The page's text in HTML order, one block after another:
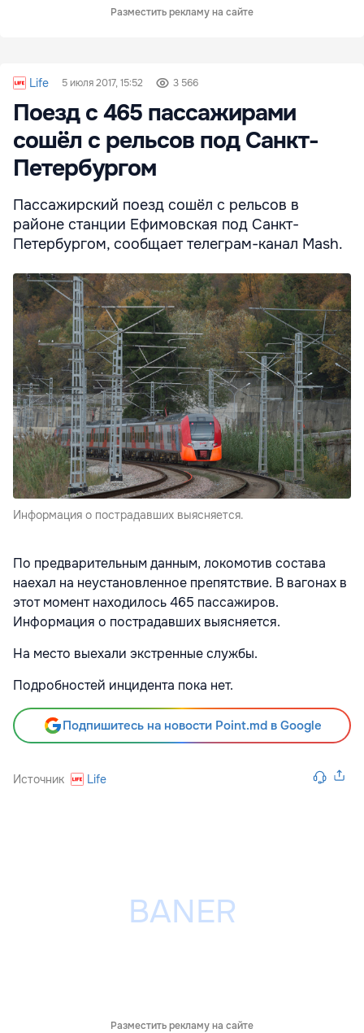
Разместить рекламу на сайте
Life 5 июля 2017, 15:52 3 566
Поезд с 465 пассажирами
сошёл с рельсов под Санкт-
Петербургом
Пассажирский поезд сошёл с рельсов в
районе станции Ефимовская под Санкт-
Петербургом, сообщает телеграм-канал Mash.
Информация о пострадавших выясняется.
По предварительным данным, локомотив состава
наехал на неустановленное препятствие. В вагонах в
этот момент находилось 465 пассажиров.
Информация о пострадавших выясняется.
На место выехали экстренные службы.
Подробностей инцидента пока нет.
Подпишитесь на новости Point.md в Google
Источник Life
Разместить рекламу на сайте